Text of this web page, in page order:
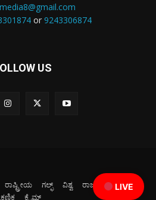
LIVE
or 9243306874
US
ರಾಷ್ಟ್ರೀಯ ಗಲ್ಫ್ ವಿಶ್ವ ರಾಜಕೀಯ
ಕ್ರೀಡೆ
ಕ್ರೈಮ್